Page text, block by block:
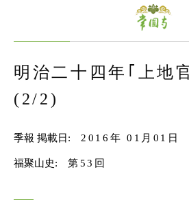
明治二十四年｢上地
(2/2)
季報 掲載日: 2016年 01月01日
福聚山史: 第53回